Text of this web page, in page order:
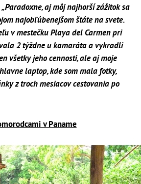
„Paradoxne, aj môj najhorší zážitok sa
najobľúbenejšom štáte na svete.
v mestečku Playa del Carmen pri
2 týždne u kamaráta a vykradli
všetky jeho cennosti, ale aj moje
laptop, kde som mala fotky,
z troch mesiacov cestovania po
v Paname